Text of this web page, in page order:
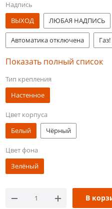
Надпись
ВЫХОД
ЛЮБАЯ НАДПИСЬ
Автоматика отключена
Насосная станция
Безопасная зона
Показать полный список
Тип крепления
Настенное
Цвет корпуса
Белый
Чёрный
Цвет фона
Зелёный
В